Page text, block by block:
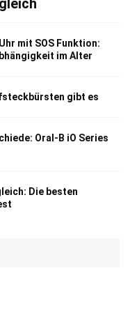
mit SOS Funktion:
im Alter
gibt es
Oral-B iO Series
Die besten